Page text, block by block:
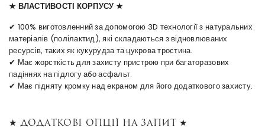
★ ВЛАСТИВОСТІ КОРПУСУ ★
✔ 100% виготовленний за допомогою 3D технології з натуральних
матеріалів (полілактид), які складаються з відновлюваних
ресурсів, таких як кукурудза та цукрова тростина.
✔ Має жорсткість для захисту пристрою при багаторазових
падіннях на підлогу або асфальт.
✔ Має підняту кромку над екраном для його додаткового захисту.
★ Додаткові опції на запит ★